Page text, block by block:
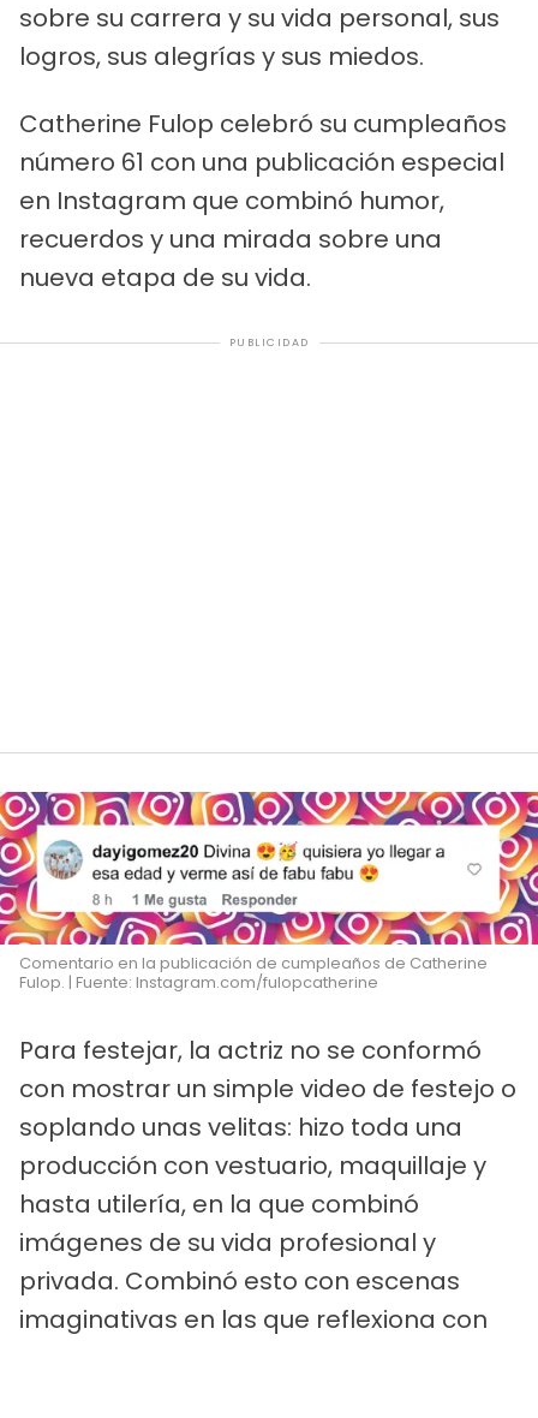
sobre su carrera y su vida personal, sus
logros, sus alegrías y sus miedos.
Catherine Fulop celebró su cumpleaños
número 61 con una publicación especial
en Instagram que combinó humor,
recuerdos y una mirada sobre una
nueva etapa de su vida.
PUBLICIDAD
Comentario en la publicación de cumpleaños de Catherine
Fulop. | Fuente: Instagram.com/fulopcatherine
Para festejar, la actriz no se conformó
con mostrar un simple video de festejo o
soplando unas velitas: hizo toda una
producción con vestuario, maquillaje y
hasta utilería, en la que combinó
imágenes de su vida profesional y
privada. Combinó esto con escenas
imaginativas en las que reflexiona con